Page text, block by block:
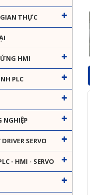
THỰC
HMI
PLC
NGHIỆP
SERVO
- HMI - SERVO